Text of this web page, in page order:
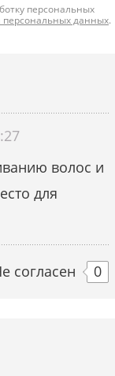
персональных
персональных данных.
волос и
для
согласен 0